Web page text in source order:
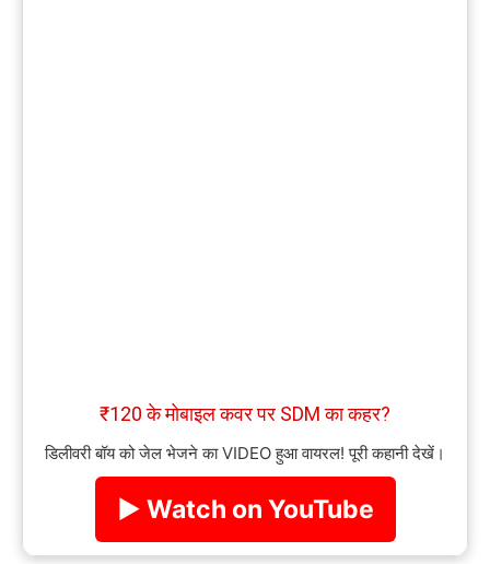
₹120 के मोबाइल कवर पर SDM का कहर?
डिलीवरी बॉय को जेल भेजने का VIDEO हुआ वायरल! पूरी कहानी देखें।
▶ Watch on YouTube